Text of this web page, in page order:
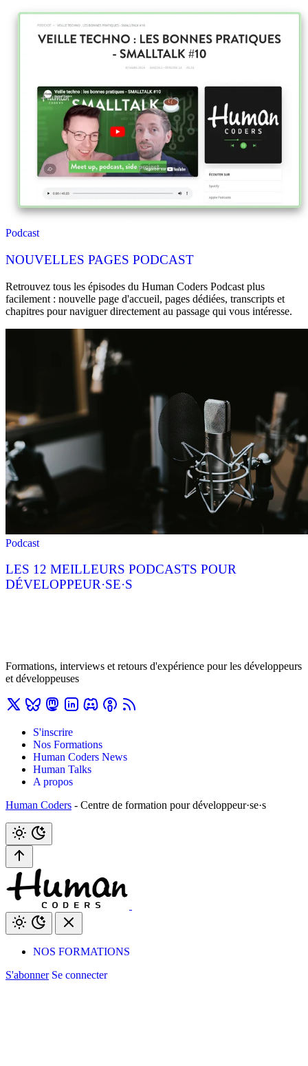
Podcast
NOUVELLES PAGES PODCAST
Retrouvez tous les épisodes du Human Coders Podcast plus
facilement : nouvelle page d'accueil, pages dédiées, transcripts et
chapitres pour naviguer directement au passage qui vous intéresse.
Podcast
LES 12 MEILLEURS PODCASTS POUR
DÉVELOPPEUR·SE·S
Formations, interviews et retours d'expérience pour les développeurs
et développeuses
S'inscrire
Nos Formations
Human Coders News
Human Talks
A propos
Human Coders - Centre de formation pour développeur·se·s
NOS FORMATIONS
S'abonner Se connecter